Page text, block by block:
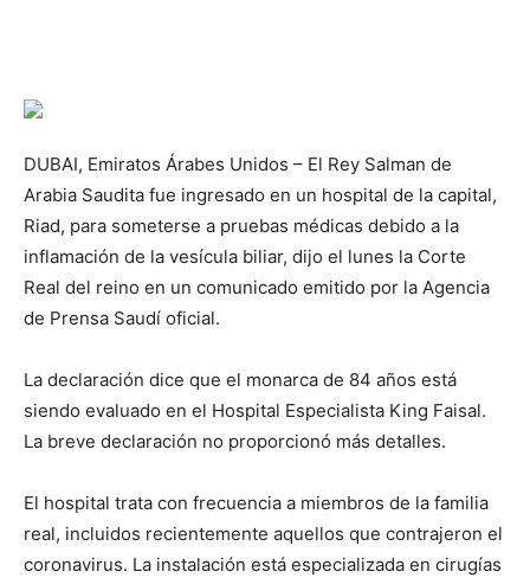
DUBAI, Emiratos Árabes Unidos – El Rey Salman de
Arabia Saudita fue ingresado en un hospital de la capital,
Riad, para someterse a pruebas médicas debido a la
inflamación de la vesícula biliar, dijo el lunes la Corte
Real del reino en un comunicado emitido por la Agencia
de Prensa Saudí oficial.
La declaración dice que el monarca de 84 años está
siendo evaluado en el Hospital Especialista King Faisal.
La breve declaración no proporcionó más detalles.
El hospital trata con frecuencia a miembros de la familia
real, incluidos recientemente aquellos que contrajeron el
coronavirus. La instalación está especializada en cirugías